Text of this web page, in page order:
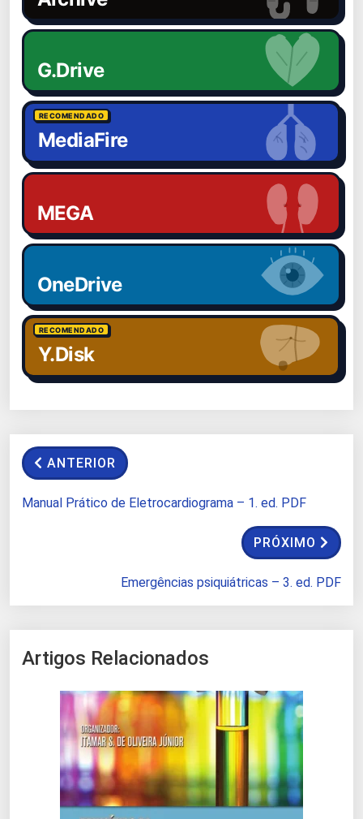
G.Drive
RECOMENDADO
MediaFire
MEGA
OneDrive
RECOMENDADO
Y.Disk
ANTERIOR
Manual Prático de Eletrocardiograma – 1. ed. PDF
PRÓXIMO
Emergências psiquiátricas – 3. ed. PDF
Artigos Relacionados